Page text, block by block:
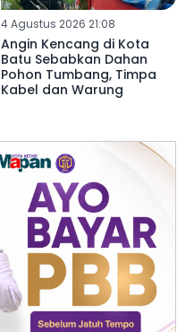
4 Agustus 2026 21:08
Angin Kencang di Kota
Batu Sebabkan Dahan
Pohon Tumbang, Timpa
Kabel dan Warung